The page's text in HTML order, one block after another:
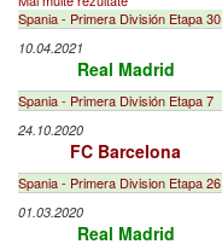
Spania - Primera División Etapa 30
10.04.2021
Real Madrid
Spania - Primera División Etapa 7
24.10.2020
FC Barcelona
Spania - Primera Division Etapa 26
01.03.2020
Real Madrid